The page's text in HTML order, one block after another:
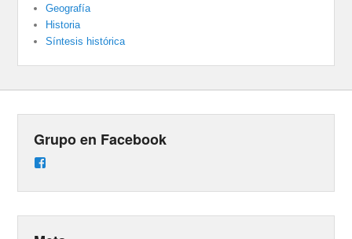
Geografía
Historia
Síntesis histórica
Grupo en Facebook